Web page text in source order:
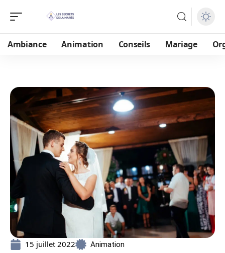
Ambiance Animation Conseils Mariage
15 juillet 2022 Animation